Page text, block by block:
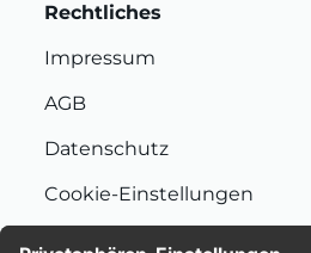
Rechtliches
Impressum
AGB
Datenschutz
Cookie-Einstellungen